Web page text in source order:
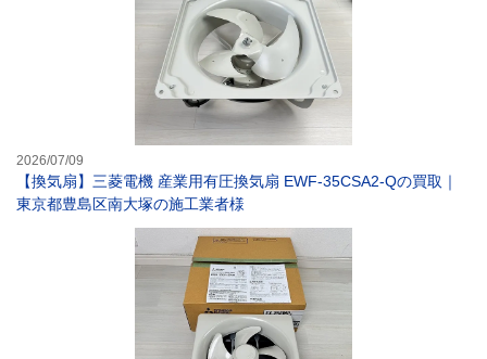
2026/07/09
【換気扇】三菱電機 産業用有圧換気扇 EWF-35CSA2-Qの買取｜
東京都豊島区南大塚の施工業者様